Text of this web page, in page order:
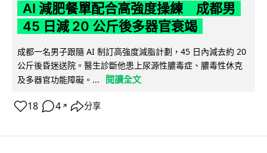
AI 減肥餐單配合高強度操練 成都男
45 日減 20 公斤後多器官衰竭
成都一名男子跟隨 AI 制訂高強度減脂計劃，45 日內減去約 20
公斤後昏迷送院。醫生診斷他患上尿源性膿毒症、膿毒性休克
及多器官功能障礙。...
閱讀全文
18 4 ↗ 分享